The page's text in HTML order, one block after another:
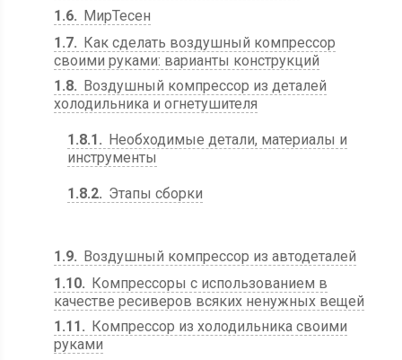
1.6
МирТесен
1.7
Как сделать воздушный компрессор
своими руками: варианты конструкций
1.8
Воздушный компрессор из деталей
холодильника и огнетушителя
1.8.1
Необходимые детали, материалы и
инструменты
1.8.2 Этапы сборки
1.9
Воздушный компрессор из автодеталей
1.10
Компрессоры с использованием в
качестве ресиверов всяких ненужных вещей
1.11
Компрессор из холодильника своими
руками